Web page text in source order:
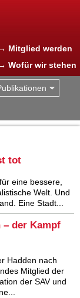
Mitglied werden
Wofür wir stehen
tot
eine bessere,
Welt. Und
Eine Stadt...
der Kampf
Hadden nach
Mitglied der
der SAV und